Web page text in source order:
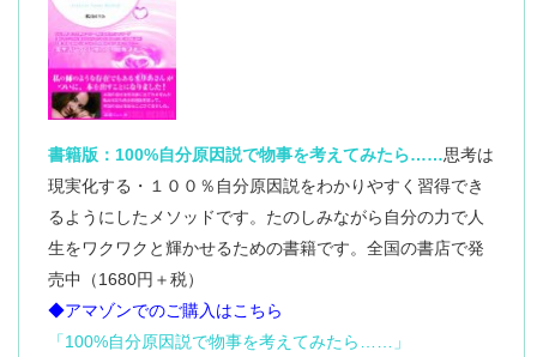
☆これからCPMを学びたい人へ。
私は最初、これさえ学べば幸せになれるんだ。と思っ
ていました。
でもCPMはそうゆうものではない。
CPMは学ぶことが大事なんじゃなくて、
それを自分の人生に落とし込んで実践して行く事に意
味があるんだなと実感しました。
一刻一刻宣言します！
まだまだＣＰＭの初心者ではありますが、
楽しんですべての出来事に感謝していければと思いま
す。
まずは自分自身がハッピーになって、
それが世界平和、究極、宇宙平和の何かにつながれば
よいな、と思います。
◆これから学ぶ皆様へ
悩んでいるのは
そのちょっとしたコツの「ルール」を知らないからだ
と私は感じました。
とても楽しく学べるし、分かりやすくてワクワクしま
好きな人生を創造できる！
その「ルール」を知って思いっきり素晴らしい世界を
創造してください。
そして一週間ほど過去を振り返り、
思考を整理して今日やっとこの感想を書く事ができて
います。
結局何にもならなかったと思っていたCPMで私は、
・自分の思考を自分で見ることができるようになった
・インナーチャイルドを発見した（５歳）
・年末年始に彼のお母さんに会いにアメリカにいくこ
とが決まった
・アフターファイブを充実させたいと思っていたら、
ぴったりの職場にいることが分かった
・イメージングが無駄に上手くなった（笑）
呪文を考えて魔法を創って体験するのは自分です。
誰かに魔法をかけてもらおうと思っていたわたしは、
途中で抜け出すのが大変でした。
もし、自分で魔法を作りたい！って思っているのであ
れば、
とっても楽しい学びだと思います。
まりあさん、サポートのみなさま、すてきな時間をあ
りがとうございました。
た。
そして時を同じくして気付いたのが、
自分の感情に無関心だった事。
自分の思考が現実化してるから、
私はどんな思考を送り出してたの？って見ていくと、
確かに自分が送り出した通りの現実だし、
こんな感情を持ってたら、そんな現実になるよね。っ
て分かった。
『あー楽しかった』って、心から言えます。
以前なら、あの時あんなこと言ってしまった、
こんなことしてしまったと
自分を責めたりしていましたが、
今はそれがありません。
家族との関係も、
会社の人間関係もすごく変化を感じます。
家族は、
喧嘩や言い争いが多くありましたが、
マスターコースとメールセッションを同時進行で行っ
ていましたが、
両方と向き合うことを辞めた時期もありました。
今までの嫌な出来事は
私のブラックな思考から発生していたことを
認めたくありませんでした。
だって私は人から良く思われるために、
いい行いをしてきていたし、
相手を第一に考えて行動をするから
んでした。
なぜなか昔から自分の考えや思いを、人に言ったり
絶対にいやな事だったからです。
すでにそこに根深い心の歪みがあるんだろう
と思いながらもそこには触れずに、
もっと知りたい・もっとはっきり理解したい！
という欲求ばかりが勝ち、
あっという間にCPMの受講を申し込んでいました。
自分のペースでゆっくり進もうと決め、
できるときには復習を心掛けていました。
そうして、数ヶ月経ち少しずつですが、
料理が楽しい！食べる事が楽しい！
誰かと一緒にいる事やコミュニケーションをとるのが
楽しい！
または、一人ゆっくり時間を過ごす、
書籍版：100%自分原因説で物事を考えてみたら……思考は
現実化する・１００％自分原因説をわかりやすく習得でき
るようにしたメソッドです。たのしみながら自分の力で人
生をワクワクと輝かせるための書籍です。全国の書店で発
売中（1680円＋税）
◆アマゾンでのご購入はこちら
「100%自分原因説で物事を考えてみたら……」